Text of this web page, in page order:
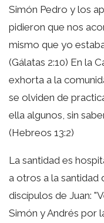
Simón Pedro y los
pidieron que nos
mismo que yo
(Gálatas 2:10) En la
exhorta a la
se olviden de
ella algunos, sin
(Hebreos 13:2)
La santidad es
a otros a la santidad
discípulos de Juan:
Simón y Andrés por